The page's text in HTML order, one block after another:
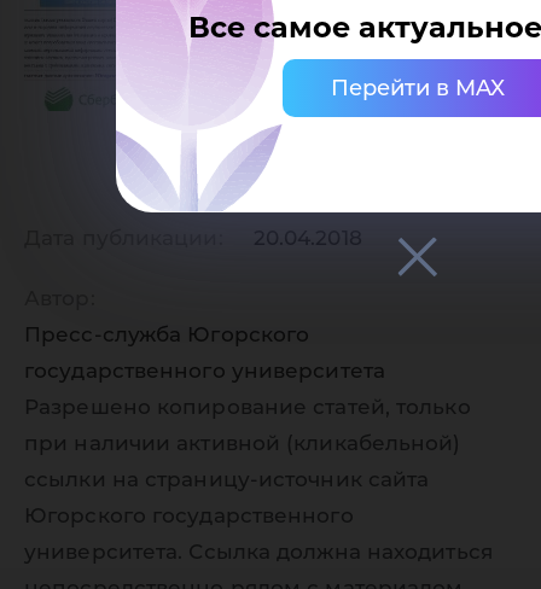
Все самое
Перейти в MAX
20.04.2018
Пресс-служба Югорского
государственного университета
Разрешено копирование статей, только
при наличии активной (кликабельной)
ссылки на страницу-источник сайта
Югорского государственного
университета. Ссылка должна находиться